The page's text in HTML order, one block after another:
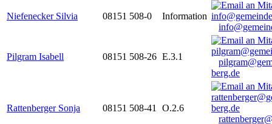
Niefenecker Silvia 08151 508-0
Information
Pilgram Isabell 08151 508-26 E.3.1
berg.de
Rattenberger Sonja 08151 508-41
O.2.6